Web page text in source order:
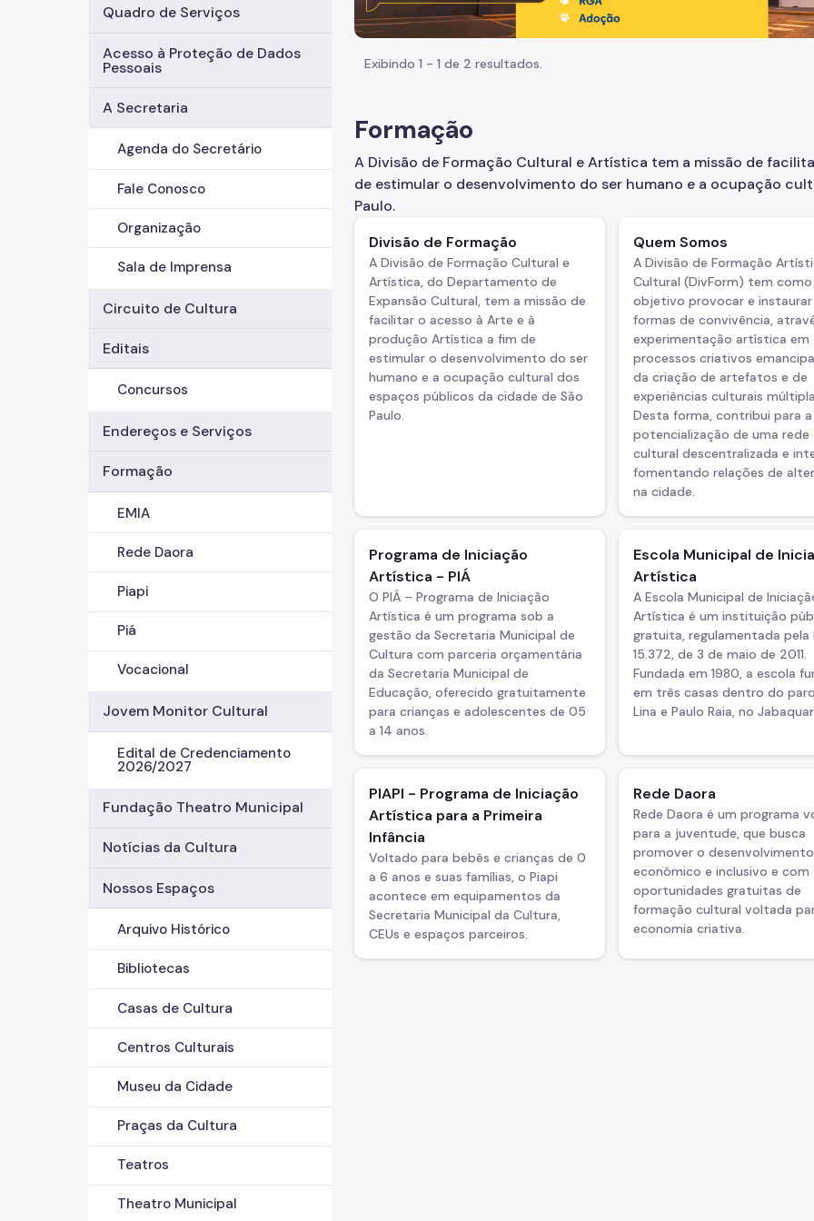
Quadro de Serviços
Acesso à Proteção de Dados
Pessoais
A Secretaria
Agenda do Secretário
Fale Conosco
Organização
Sala de Imprensa
Circuito de Cultura
Editais
Concursos
Endereços e Serviços
Formação
EMIA
Rede Daora
Piapi
Piá
Vocacional
Jovem Monitor Cultural
Edital de Credenciamento
2026/2027
Fundação Theatro Municipal
Notícias da Cultura
Nossos Espaços
Arquivo Histórico
Bibliotecas
Casas de Cultura
Centros Culturais
Museu da Cidade
Praças da Cultura
Teatros
Theatro Municipal
Exibindo 1 - 1 de 2 resultados.
Formação
A Divisão de Formação Cultural e Artística tem a missão de
de estimular o desenvolvimento do ser humano e a ocupação
Paulo.
Divisão de Formação
A Divisão de Formação Cultural e
Artística, do Departamento de
Expansão Cultural, tem a missão de
facilitar o acesso à Arte e à
produção Artística a fim de
estimular o desenvolvimento do ser
humano e a ocupação cultural dos
espaços públicos da cidade de São
Paulo.
Quem Somos
A Divisão de Formação
Cultural (DivForm) tem como
objetivo provocar e
formas de convivência,
experimentação artística em
processos criativos
da criação de artefatos e de
experiências culturais
Desta forma, contribui para a
potencialização de uma rede
cultural descentralizada e
fomentando relações de
na cidade.
Programa de Iniciação
Artística - PIÁ
O PIÁ – Programa de Iniciação
Artística é um programa sob a
gestão da Secretaria Municipal de
Cultura com parceria orçamentária
da Secretaria Municipal de
Educação, oferecido gratuitamente
para crianças e adolescentes de 05
a 14 anos.
Escola Municipal de
Artística
A Escola Municipal de
Artística é um instituição
gratuita, regulamentada pela
15.372, de 3 de maio de 2011.
Fundada em 1980, a escola
em três casas dentro do
Lina e Paulo Raia, no
PIAPI - Programa de Iniciação
Artística para a Primeira
Infância
Voltado para bebês e crianças de 0
a 6 anos e suas famílias, o Piapi
acontece em equipamentos da
Secretaria Municipal da Cultura,
CEUs e espaços parceiros.
Rede Daora
Rede Daora é um programa
para a juventude, que busca
promover o desenvolvimento
econômico e inclusivo e com
oportunidades gratuitas de
formação cultural voltada
economia criativa.